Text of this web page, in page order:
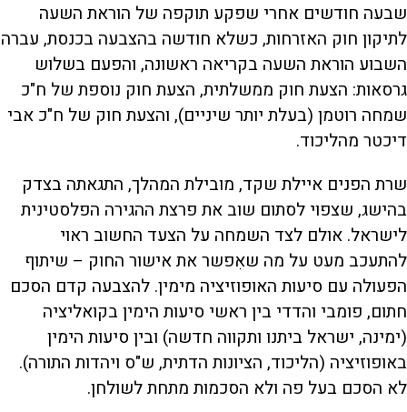
שבעה חודשים אחרי שפקע תוקפה של הוראת השעה
לתיקון חוק האזרחות, כשלא חודשה בהצבעה בכנסת, עברה
השבוע הוראת השעה בקריאה ראשונה, והפעם בשלוש
גרסאות: הצעת חוק ממשלתית, הצעת חוק נוספת של ח"כ
שמחה רוטמן (בעלת יותר שיניים), והצעת חוק של ח"כ אבי
דיכטר מהליכוד.
שרת הפנים איילת שקד, מובילת המהלך, התגאתה בצדק
בהישג, שצפוי לסתום שוב את פרצת ההגירה הפלסטינית
לישראל. אולם לצד השמחה על הצעד החשוב ראוי
להתעכב מעט על מה שאִפשר את אישור החוק – שיתוף
הפעולה עם סיעות האופוזיציה מימין. להצבעה קדם הסכם
חתום, פומבי והדדי בין ראשי סיעות הימין בקואליציה
(ימינה, ישראל ביתנו ותקווה חדשה) ובין סיעות הימין
באופוזיציה (הליכוד, הציונות הדתית, ש"ס ויהדות התורה).
לא הסכם בעל פה ולא הסכמות מתחת לשולחן.